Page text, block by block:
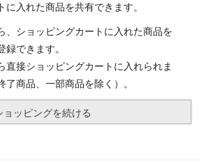
に入れた商品を共有できます。
、ショッピングカートに入れた商品を
録できます。
直接ショッピングカートに入れられま
了商品、一部商品を除く）。
ョッピングを続ける